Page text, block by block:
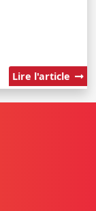
Lire l'article